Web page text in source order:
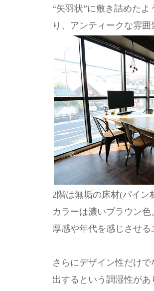
“矢羽状”に敷き詰めた
り、アンティークな雰
2階は無垢の床材(パイン
カラーは濃いブラウン
厚感や年代を感じさせ
さらにデザイン性だけ
出するという調湿性があ